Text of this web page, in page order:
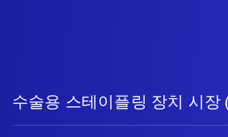
수술용 스테이플링 장치 시